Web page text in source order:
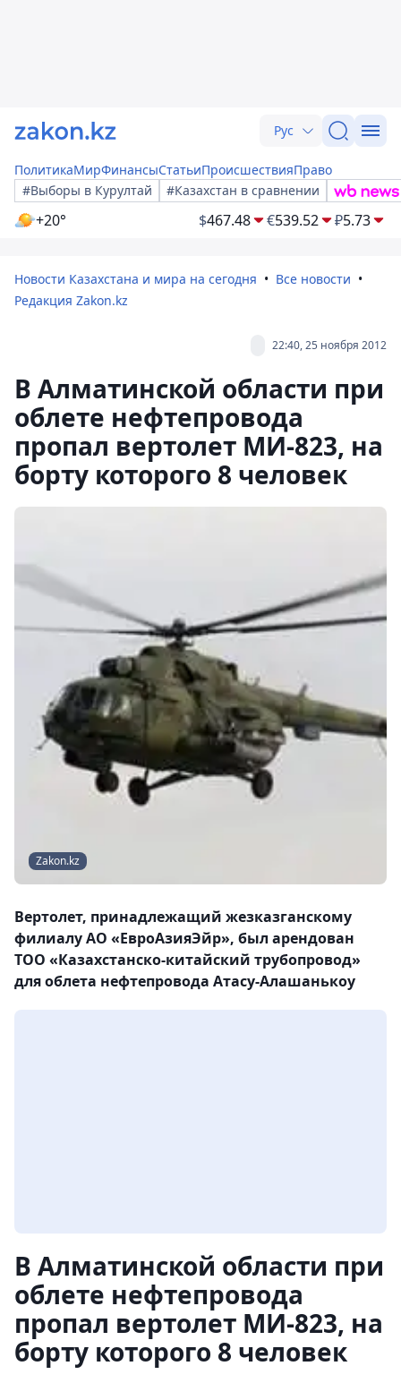
Рус
ПолитикаМирФинансыСтатьиПроисшествияПраво
#Выборы в Курултай
#Казахстан в сравнении
+20° $467.48 €539.52 ₽5.73
Новости Казахстана и мира на сегодня
Все новости
Редакция Zakon.kz
22:40, 25 ноября 2012
В Алматинской области при
облете нефтепровода
пропал вертолет МИ-823, на
борту которого 8 человек
Zakon.kz
Вертолет, принадлежащий жезказганскому
филиалу АО «ЕвроАзияЭйр», был арендован
ТОО «Казахстанско-китайский трубопровод»
для облета нефтепровода Атасу-Алашанькоу
В Алматинской области при
облете нефтепровода
пропал вертолет МИ-823, на
борту которого 8 человек